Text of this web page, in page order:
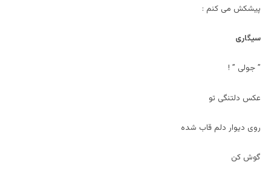
پیشکش می کنم :
سیگاری
” جولی ” !
عکس دلتنگی تو
روی دیوار دلم قاب شده
گوش کن